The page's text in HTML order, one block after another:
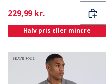
Current
229,99 kr.
Halv pris eller mindre